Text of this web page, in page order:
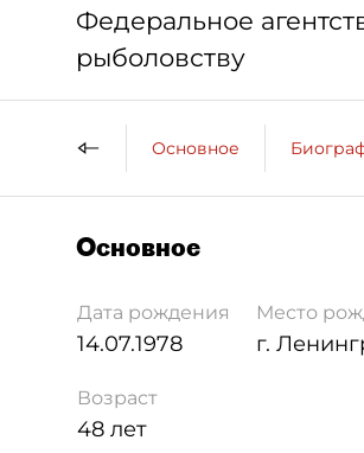
Федеральное
рыболовству
Основное
Основное
Дата рождения
14.07.1978
Место
г.
Возраст
48 лет